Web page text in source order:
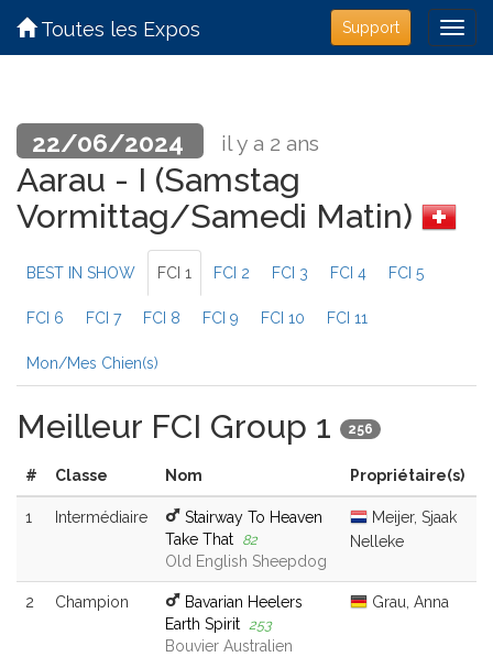
Support
Toutes les Expos
22/06/2024 il y a 2 ans
Aarau - I (Samstag
Vormittag/Samedi Matin)
BEST IN SHOW FCI 1 FCI 2 FCI 3 FCI 4 FCI 5
FCI 6 FCI 7 FCI 8 FCI 9 FCI 10 FCI 11
Mon/Mes Chien(s)
Meilleur FCI Group 1 256
# Classe Nom Propriétaire(s)
1 Intermédiaire
Stairway To Heaven
Take That 82
Old English Sheepdog
Meijer, Sjaak
Nelleke
2 Champion
Bavarian Heelers
Earth Spirit 253
Bouvier Australien
Grau, Anna